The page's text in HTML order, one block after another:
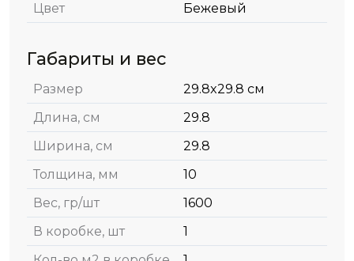
Цвет Бежевый
Габариты и вес
Размер
29.8x29.8 см
Длина, см
29.8
Ширина, см
29.8
Толщина, мм
10
Вес, гр/шт
1600
В коробке, шт
1